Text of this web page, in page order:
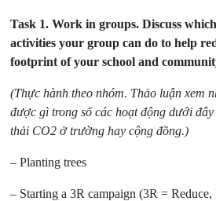
Task 1. Work in groups. Discuss
activities your group can do to help
footprint of your school and
(Thực hành theo nhóm. Thảo luận xem
được gì trong số các hoạt động dưới
thải CO2 ở trường hay cộng đồng.)
– Planting trees
– Starting a 3R campaign (3R = Reduce,